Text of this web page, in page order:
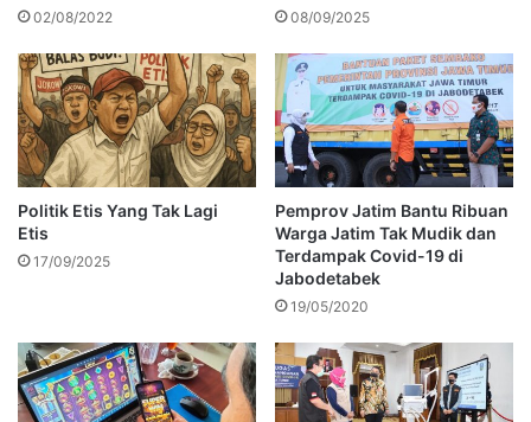
02/08/2022 08/09/2025
Politik Etis Yang Tak Lagi
Etis
17/09/2025
Pemprov Jatim Bantu Ribuan
Warga Jatim Tak Mudik dan
Terdampak Covid-19 di
Jabodetabek
19/05/2020